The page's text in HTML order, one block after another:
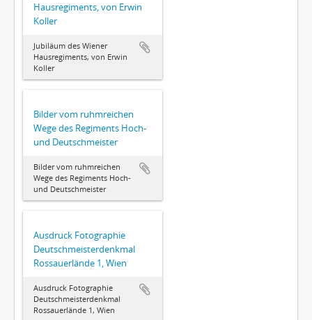
Hausregiments, von Erwin
Koller
Jubiläum des Wiener
Hausregiments, von Erwin
Koller
Bilder vom ruhmreichen
Wege des Regiments Hoch-
und Deutschmeister
Bilder vom ruhmreichen
Wege des Regiments Hoch-
und Deutschmeister
Ausdruck Fotographie
Deutschmeisterdenkmal
Rossauerlände 1, Wien
Ausdruck Fotographie
Deutschmeisterdenkmal
Rossauerlände 1, Wien